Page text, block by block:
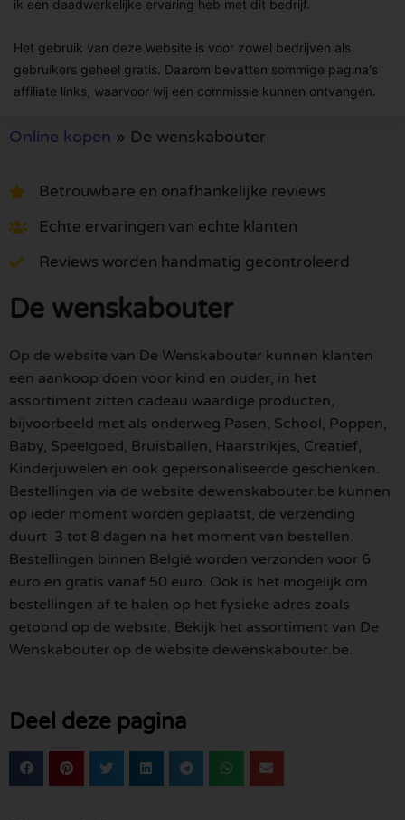
ik een daadwerkelijke ervaring heb met dit bedrijf.
Het gebruik van deze website is voor zowel bedrijven als
gebruikers geheel gratis. Daarom bevatten sommige pagina's
affiliate links, waarvoor wij een commissie kunnen ontvangen.
Online kopen » De wenskabouter
Betrouwbare en onafhankelijke reviews
Echte ervaringen van echte klanten
Reviews worden handmatig gecontroleerd
De wenskabouter
Op de website van De Wenskabouter kunnen klanten
een aankoop doen voor kind en ouder, in het
assortiment zitten cadeau waardige producten,
bijvoorbeeld met als onderweg Pasen, School, Poppen,
Baby, Speelgoed, Bruisballen, Haarstrikjes, Creatief,
Kinderjuwelen en ook gepersonaliseerde geschenken.
Bestellingen via de website dewenskabouter.be kunnen
op ieder moment worden geplaatst, de verzending
duurt 3 tot 8 dagen na het moment van bestellen.
Bestellingen binnen België worden verzonden voor 6
euro en gratis vanaf 50 euro. Ook is het mogelijk om
bestellingen af te halen op het fysieke adres zoals
getoond op de website. Bekijk het assortiment van De
Wenskabouter op de website dewenskabouter.be.
Deel deze pagina